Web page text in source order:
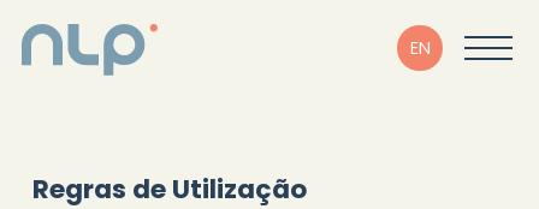
EN
Regras de Utilização